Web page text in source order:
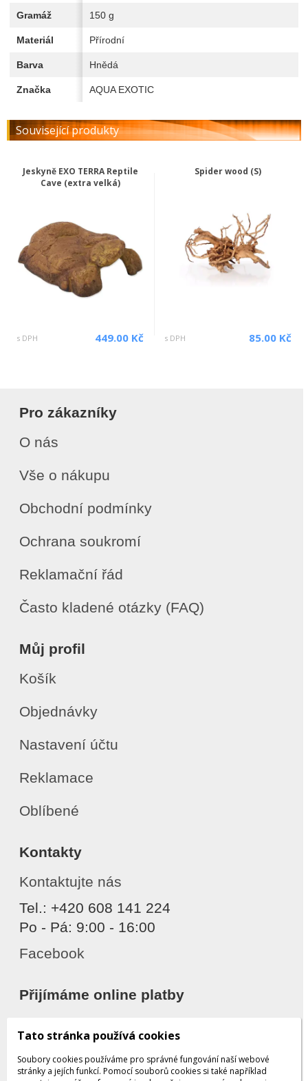
Gramáž 150 g
Materiál Přírodní
Barva Hnědá
Značka AQUA EXOTIC
Související produkty
Jeskyně EXO TERRA Reptile
Cave (extra velká)
s DPH 449.00 Kč
Spider wood (S)
s DPH 85.00 Kč
Pro zákazníky
O nás
Vše o nákupu
Obchodní podmínky
Ochrana soukromí
Reklamační řád
Často kladené otázky (FAQ)
Můj profil
Košík
Objednávky
Nastavení účtu
Reklamace
Oblíbené
Kontakty
Kontaktujte nás
Tel.: +420 608 141 224
Po - Pá: 9:00 - 16:00
Facebook
Přijímáme online platby
Tato stránka používá cookies
Soubory cookies používáme pro správné fungování naší webové
stránky a jejích funkcí. Pomocí souborů cookies si také například